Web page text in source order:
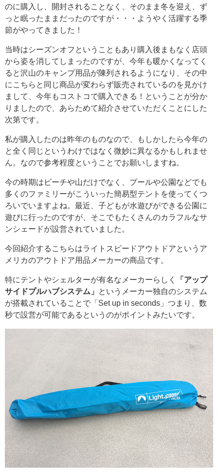
のに購入し、開封されることなく、そのまま冬を迎え、ず
っと眠ったままだったのですが・・・ようやく活躍する季
節がやってきました！
当時はシーズンオフということもあり購入後まもなく店頭
から姿を消してしまったのですが、今年も暖かくなってく
ると沢山のキャンプ用品が陳列されるようになり、その中
にこちらと同じ商品が変わらず販売されているのを見かけ
まして、今年もコストコで購入できる！ということが分か
りましたので、あらためて紹介させていただくことにした
次第です。
私が購入したのは昨年のものなので、もしかしたら今年の
と全く同じというわけではなく微妙に異なるかもしれませ
ん。なので参考程度ということでお願いしますね。
今の時期はビーチや山だけでなく、プールや公園などでも
多くのファミリーがこういった簡易型テントを使ってくつ
ろいでいますよね。最近、子どもが水遊びができる公園に
遊びに行ったのですが、そこでもたくさんのカラフルなサ
ンシェードが設営されていました。
今回紹介するこちらはライトスピードアウトドアというア
メリカのアウトドア用品メーカーの商品です。
特にテントやシェルターが有名なメーカーらしく
「アップ
サイドプルハブシステム」
というメーカー独自のシステム
が搭載されていることで「Set up in seconds」つまり、数
秒で設営が可能であるというのがポイントみたいです。